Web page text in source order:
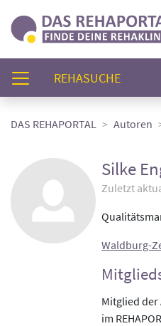
REHASUCHE
DAS REHAPORTAL Autoren
Silke
Zuletzt
Waldburg-
Mitglied
im